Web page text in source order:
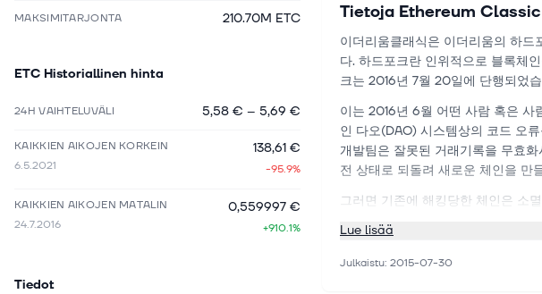
MAKSIMITARJONTA 210.70M ETC
ETC Historiallinen hinta
24H VAIHTELUVÄLI 5,58 € – 5,69 €
KAIKKIEN AIKOJEN KORKEIN
6.5.2021
138,61 €
-95.9%
KAIKKIEN AIKOJEN MATALIN
24.7.2016
0,559997 €
+910.1%
Tiedot
Tietoja Ethereum Classic
이더리움클래식은 이더리움의 하
다. 하드포크란 인위적으로 블록체
크는 2016년 7월 20일에 단행되었
이는 2016년 6월 어떤 사람 혹은
인 다오(DAO) 시스템상의 코드 오
개발팀은 잘못된 거래기록을 무효
전 상태로 되돌려 새로운 체인을 만
그러면 기존에 해킹당한 체인은 소
이트하지 않고 잔류하며 블록을 생
즉, 도난된 이더리움이 포함된 원래
인으로 정착한 것입니다.
Lue lisää
Julkaistu: 2015-07-30